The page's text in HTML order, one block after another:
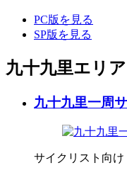
PC版を見る
SP版を見る
九十九里エリ
九十九里一周
サイクリスト向け